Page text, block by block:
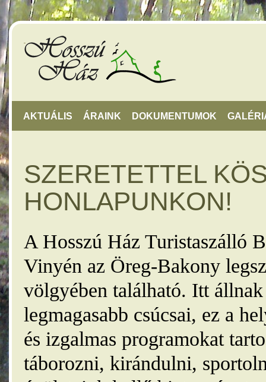
AKTUÁLIS ÁRAINK DOKUMENTUMOK
SZERETETTEL
HONLAPUNKON!
A Hosszú Ház Turistaszálló
Vinyén az Öreg-Bakony
völgyében található. Itt
legmagasabb csúcsai, ez a
és izgalmas programokat
táborozni, kirándulni,